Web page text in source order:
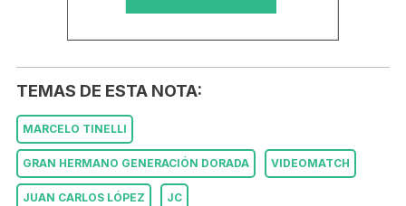
TEMAS DE ESTA NOTA:
MARCELO TINELLI
GRAN HERMANO GENERACIÓN DORADA VIDEOMATCH
JUAN CARLOS LÓPEZ JC